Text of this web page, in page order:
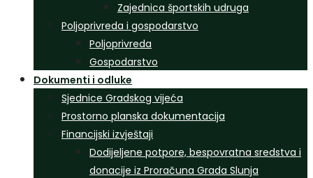
Zajednica športskih udruga
Poljoprivreda i gospodarstvo
Poljoprivreda
Gospodarstvo
Dokumenti i odluke
Sjednice Gradskog vijeća
Prostorno planska dokumentacija
Financijski izvještaji
Dodijeljene potpore, bespovratna sredstva i
donacije iz Proračuna Grada Slunja